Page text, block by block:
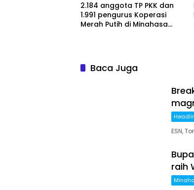
2.184 anggota TP PKK dan
1.991 pengurus Koperasi
Merah Putih di Minahasa
Baca Juga
ESN,
raih